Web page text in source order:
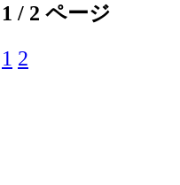
1 / 2 ページ
1 2